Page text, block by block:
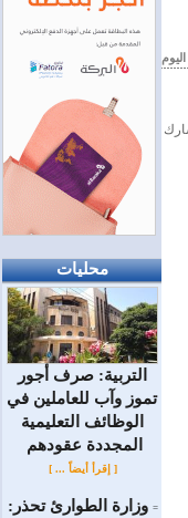
محليات
التربية: صرف أجور
تموز وآب للعاملين في
الوظائف ‏التعليمية
المجددة عقودهم ‏
[ إقرأ أيضاً ... ]
= وزارة الطوارئ تحذر: